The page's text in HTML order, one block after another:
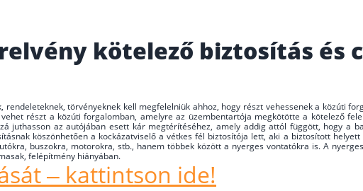
kötelező biztosítás és
rendeleteknek, törvényeknek kell megfelelniük ahhoz, hogy részt vehessenek a közúti
részt a közúti forgalomban, amelyre az üzembentartója megkötötte a kötelező
juthasson az autójában esett kár megtérítéséhez, amely addig attól függött, hogy a
köszönhetően a kockázatviselő a vétkes fél biztosítója lett, aki a biztosított
buszokra, motorokra, stb., hanem többek között a nyerges vontatókra is. A
felépítmény hiányában.
– kattintson ide!